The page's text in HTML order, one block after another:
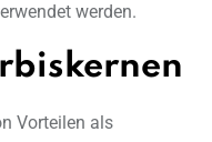
werden.
Vorteilen als